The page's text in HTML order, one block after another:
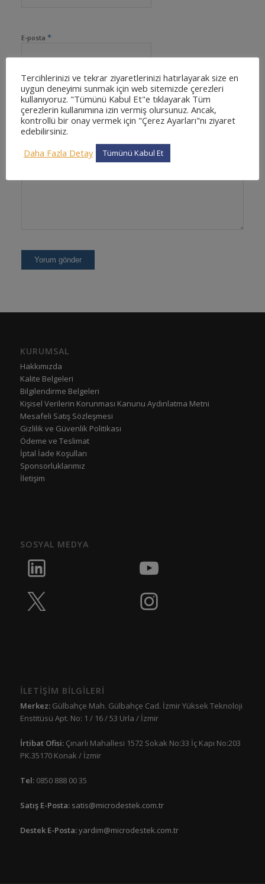
E-posta *
İnternet sitesi
KURUMSAL
Hakkımızda
Kalite Belgeleri
Bilgilendirme Belgeleri
Kişisel Verilerin Korunması Kanunu Aydınlatma Metni
Mesafeli Satış Sözleşmesi
Gizlilik ve Güvenlik Politikası
Ödeme ve Teslimat
İptal İade Koşulları
Sponsorluklarımız
İletişim
SOSYAL MEDYA
İLETİŞİM BİLGİLERİ
Merkez:Gülbahçe Mah. Gülbahçe Cad. İzmir Yüksek Teknoloji
Enstitüsü Apt. No: 1 / 16 / 53 Urla / İzmir
İrtibat Ofisi: Çınarlı Mahallesi 1572 Sokak No:33 İç Kapı No:203
PK.35170 Konak / İzmir
Tel:0850 888 00 35
Satış E-Posta: satis@microdestek.com.tr
Destek E-Posta:yardim@microdestek.com.tr
Tercihlerinizi ve tekrar ziyaretlerinizi hatırlayarak size en
uygun deneyimi sunmak için web sitemizde çerezleri
kullanıyoruz. "Tümünü Kabul Et"e tıklayarak Tüm
çerezlerin kullanımına izin vermiş olursunuz. Ancak,
kontrollü bir onay vermek için "Çerez Ayarları"nı ziyaret
edebilirsiniz.
Daha Fazla Detay
Tümünü Kabul Et